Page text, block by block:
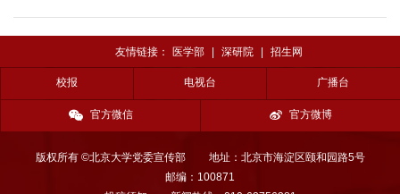
友情链接： 医学部 深研院 招生网
校报 电视台 广播台
官方微信 官方微博
版权所有 ©北京大学党委宣传部
地址：北京市海淀区颐和园路5号
邮编：100871